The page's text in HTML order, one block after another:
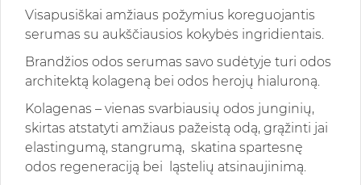
Visapusiškai amžiaus požymius koreguojantis
serumas su aukščiausios kokybės ingridientais.
Brandžios odos serumas savo sudėtyje turi odos
architektą kolageną bei odos herojų hialuroną.
Kolagenas – vienas svarbiausių odos junginių,
skirtas atstatyti amžiaus pažeistą odą, grąžinti jai
elastingumą, stangrumą, skatina spartesnę
odos regeneraciją bei ląstelių atsinaujinimą.